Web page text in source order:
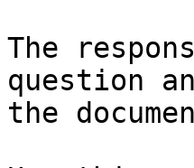
The
question
the